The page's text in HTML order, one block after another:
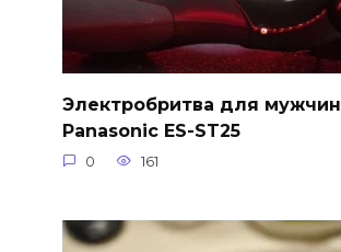
Электробритва для мужчин
Panasonic ES-ST25
0 161